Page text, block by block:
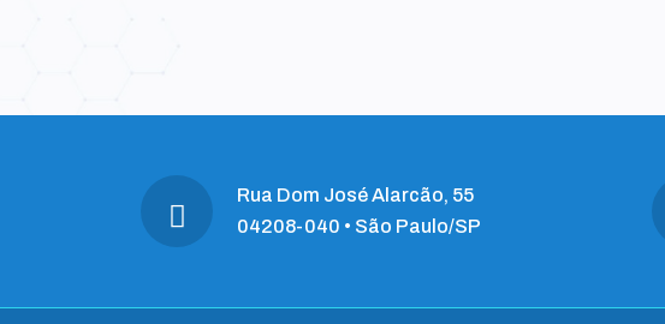
Rua Dom José Alarcão, 55
04208-040 • São Paulo/SP